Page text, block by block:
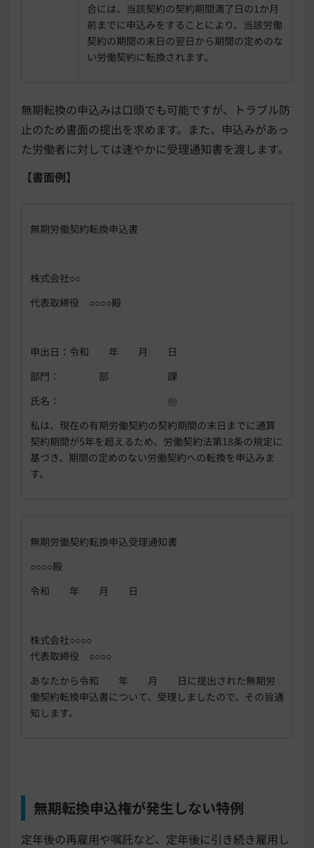
合には、当該契約の契約期間満了日の1か月
前までに申込みをすることにより、当該労働
契約の期間の末日の翌日から期間の定めのな
い労働契約に転換されます。
無期転換の申込みは口頭でも可能ですが、トラブル防
止のため書面の提出を求めます。また、申込みがあっ
た労働者に対しては速やかに受理通知書を渡します。
【書面例】
無期労働契約転換申込書
株式会社○○
代表取締役 ○○○○殿
申出日：令和 年 月 日
部門： 部 課
氏名： ㊞
私は、現在の有期労働契約の契約期間の末日までに通算
契約期間が5年を超えるため、労働契約法第18条の規定に
基づき、期間の定めのない労働契約への転換を申込みま
す。
無期労働契約転換申込受理通知書
○○○○殿
令和 年 月 日
株式会社○○○○
代表取締役 ○○○○
あなたから令和 年 月 日に提出された無期労
働契約転換申込書について、受理しましたので、その旨通
知します。
無期転換申込権が発生しない特例
定年後の再雇用や嘱託など、定年後に引き続き雇用し